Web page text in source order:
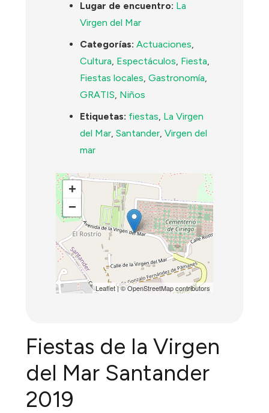
Lugar de encuentro: La
Virgen del Mar
Categorías: Actuaciones,
Cultura, Espectáculos, Fiesta,
Fiestas locales,Gastronomía,
GRATIS, Niños
Etiquetas: fiestas, La Virgen
del Mar,Santander,Virgen del
mar
+
−
Leaflet| ©OpenStreetMapcontributors
Fiestas de la Virgen
del Mar Santander
2019